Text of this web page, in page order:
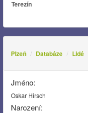
Terezín
Plzeň Databáze Lidé
Jméno:
Oskar Hirsch
Narození: